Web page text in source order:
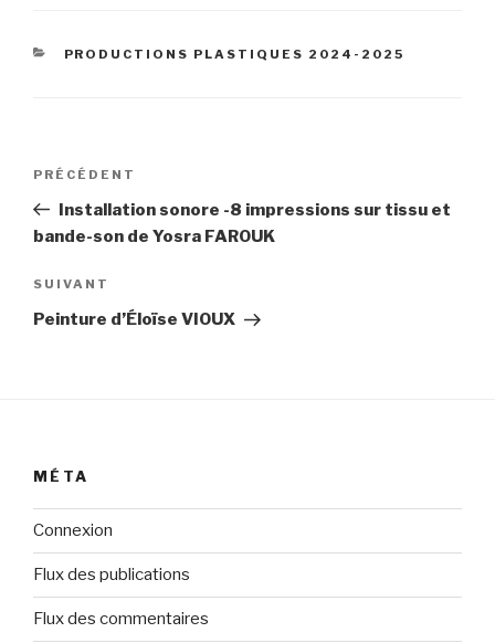
CATÉGORIES
PRODUCTIONS PLASTIQUES 2024-2025
Navigation
l’article
Article
précédent
PRÉCÉDENT
Installation sonore -8 impressions sur tissu et
bande-son de Yosra FAROUK
Article
suivant
SUIVANT
Peinture d’Éloïse VIOUX
MÉTA
Connexion
Flux des publications
Flux des commentaires